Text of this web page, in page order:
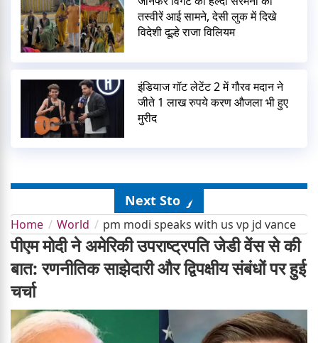
तस्वीरें आई सामने, देसी लुक में दिखे
विदेशी दूल्हे राजा विलियम
इंडियाज गॉट लेटेंट 2 में गौरव मदान ने
जीते 1 लाख रुपये करण औजला भी हुए
मुरीद
Next Story
Home World pm modi speaks with us vp jd vance
पीएम मोदी ने अमेरिकी उपराष्ट्रपति जेडी वेंस से की
बात: रणनीतिक साझेदारी और द्विपक्षीय संबंधों पर हुई
चर्चा